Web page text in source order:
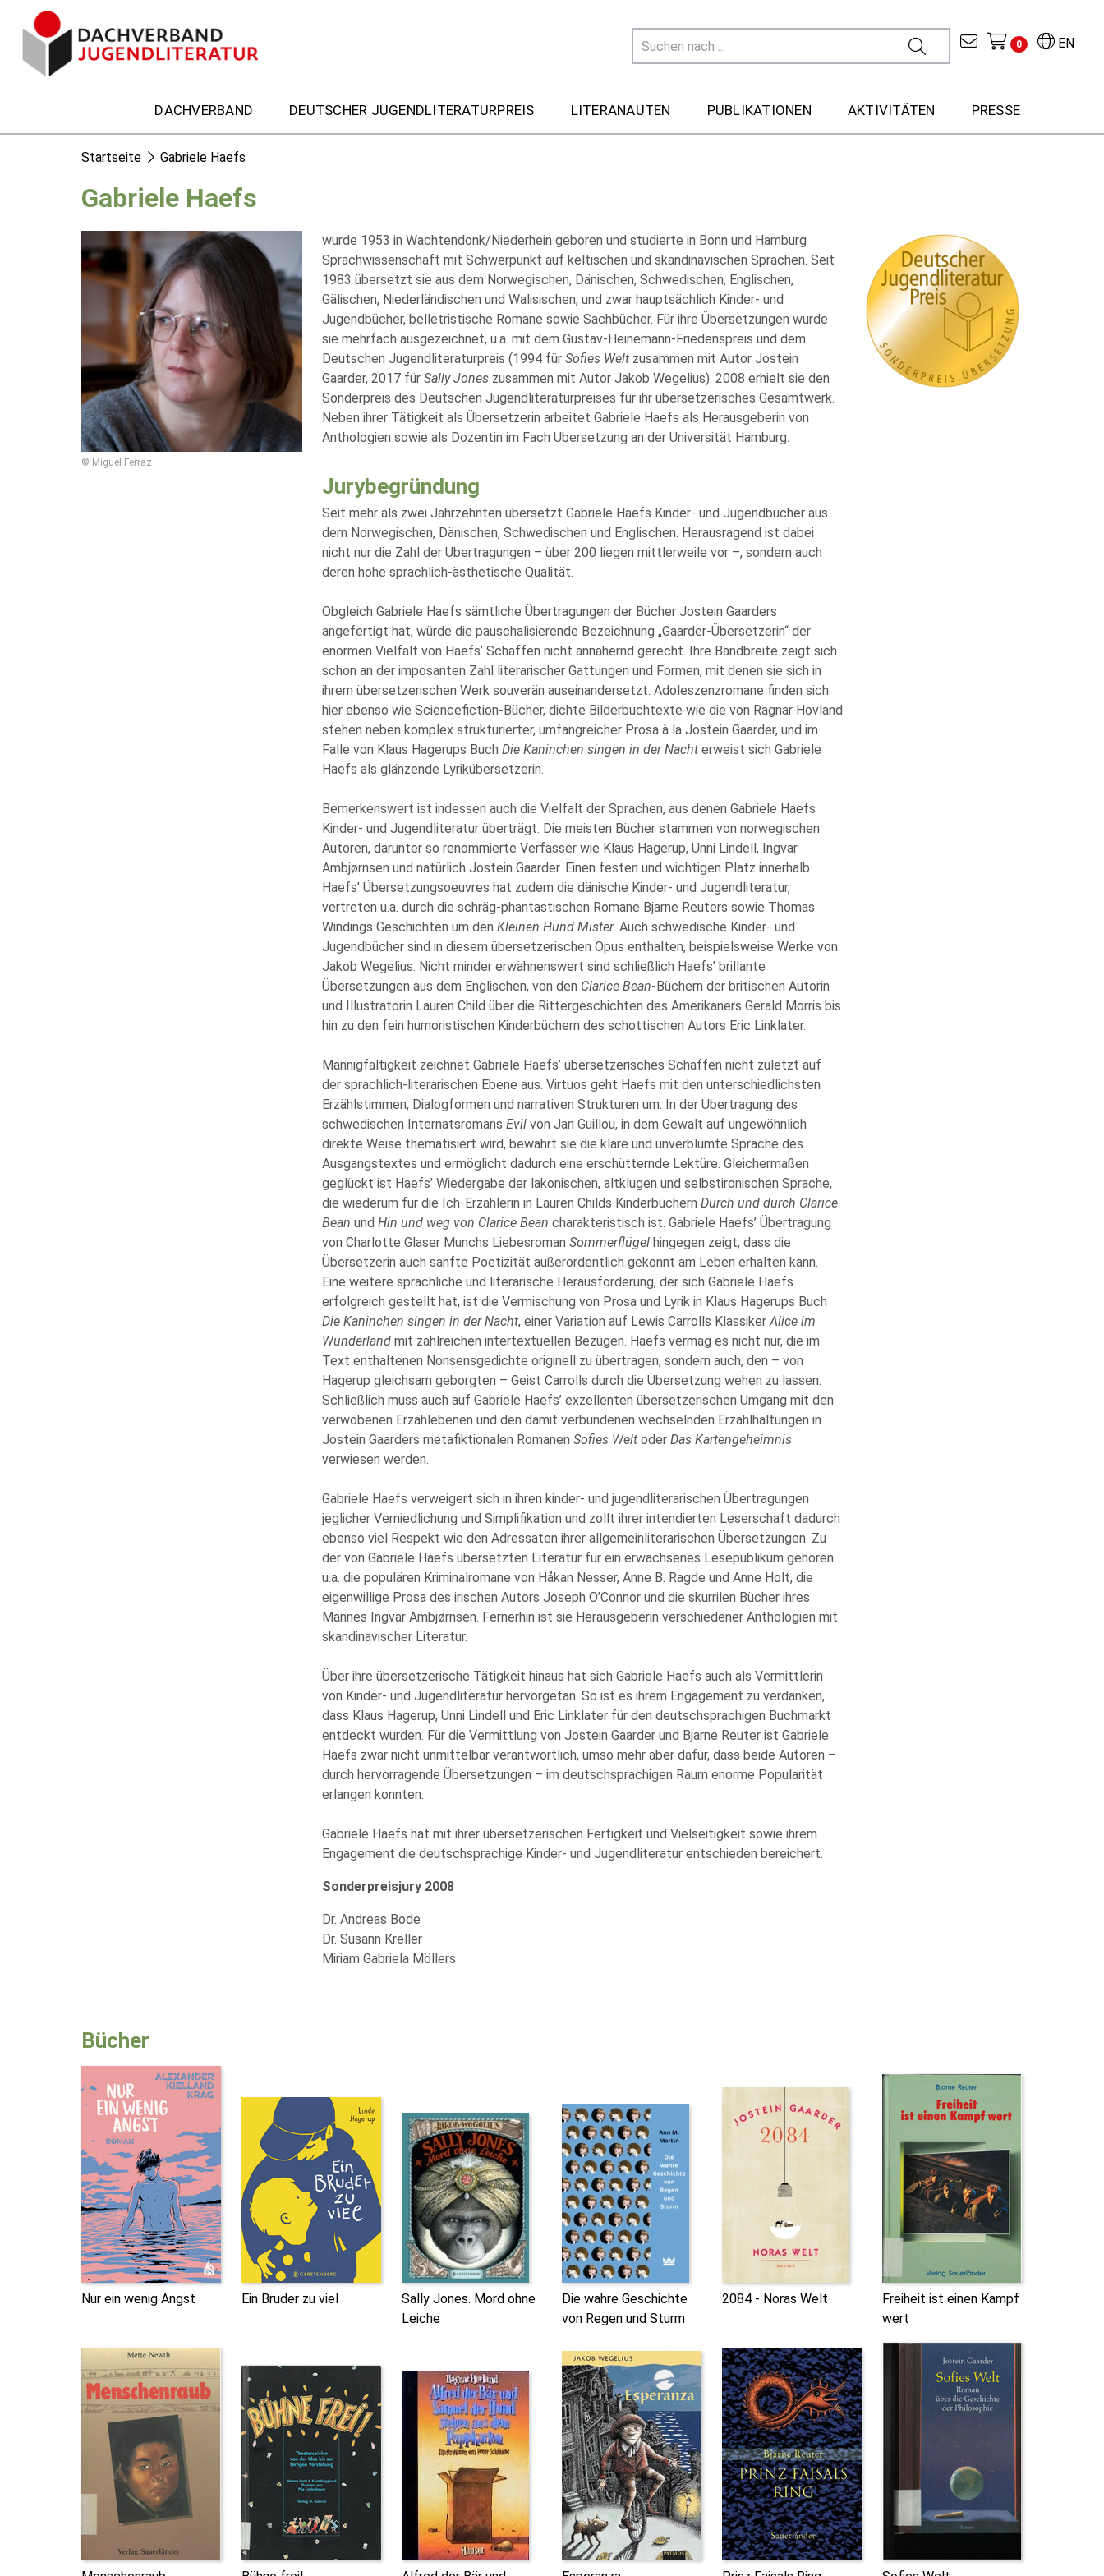
EN
0
DACHVERBAND DEUTSCHER JUGENDLITERATURPREIS LITERANAUTEN PUBLIKATIONEN AKTIVITÄTEN PRESSE
Startseite Gabriele Haefs
Gabriele Haefs
© Miguel Ferraz
wurde 1953 in Wachtendonk/Niederhein geboren und studierte in Bonn und Hamburg
Sprachwissenschaft mit Schwerpunkt auf keltischen und skandinavischen Sprachen. Seit
1983 übersetzt sie aus dem Norwegischen, Dänischen, Schwedischen, Englischen,
Gälischen, Niederländischen und Walisischen, und zwar hauptsächlich Kinder- und
Jugendbücher, belletristische Romane sowie Sachbücher. Für ihre Übersetzungen wurde
sie mehrfach ausgezeichnet, u.a. mit dem Gustav-Heinemann-Friedenspreis und dem
Deutschen Jugendliteraturpreis (1994 für Sofies Weltzusammen mit Autor Jostein
Gaarder, 2017 für Sally Joneszusammen mit Autor Jakob Wegelius). 2008 erhielt sie den
Sonderpreis des Deutschen Jugendliteraturpreises für ihr übersetzerisches Gesamtwerk.
Neben ihrer Tätigkeit als Übersetzerin arbeitet Gabriele Haefs als Herausgeberin von
Anthologien sowie als Dozentin im Fach Übersetzung an der Universität Hamburg.
Jurybegründung
Seit mehr als zwei Jahrzehnten übersetzt Gabriele Haefs Kinder- und Jugendbücher aus
dem Norwegischen, Dänischen, Schwedischen und Englischen. Herausragend ist dabei
nicht nur die Zahl der Übertragungen – über 200 liegen mittlerweile vor –, sondern auch
deren hohe sprachlich-ästhetische Qualität.
Obgleich Gabriele Haefs sämtliche Übertragungen der Bücher Jostein Gaarders
angefertigt hat, würde die pauschalisierende Bezeichnung „Gaarder-Übersetzerin“ der
enormen Vielfalt von Haefs’ Schaffen nicht annähernd gerecht. Ihre Bandbreite zeigt sich
schon an der imposanten Zahl literarischer Gattungen und Formen, mit denen sie sich in
ihrem übersetzerischen Werk souverän auseinandersetzt. Adoleszenzromane finden sich
hier ebenso wie Sciencefiction-Bücher, dichte Bilderbuchtexte wie die von Ragnar Hovland
stehen neben komplex strukturierter, umfangreicher Prosa à la Jostein Gaarder, und im
Falle von Klaus Hagerups Buch Die Kaninchen singen in der Nachterweist sich Gabriele
Haefs als glänzende Lyrikübersetzerin.
Bemerkenswert ist indessen auch die Vielfalt der Sprachen, aus denen Gabriele Haefs
Kinder- und Jugendliteratur überträgt. Die meisten Bücher stammen von norwegischen
Autoren, darunter so renommierte Verfasser wie Klaus Hagerup, Unni Lindell, Ingvar
Ambjørnsen und natürlich Jostein Gaarder. Einen festen und wichtigen Platz innerhalb
Haefs’ Übersetzungsoeuvres hat zudem die dänische Kinder- und Jugendliteratur,
vertreten u.a. durch die schräg-phantastischen Romane Bjarne Reuters sowie Thomas
Windings Geschichten um den Kleinen Hund Mister. Auch schwedische Kinder- und
Jugendbücher sind in diesem übersetzerischen Opus enthalten, beispielsweise Werke von
Jakob Wegelius. Nicht minder erwähnenswert sind schließlich Haefs’ brillante
Übersetzungen aus dem Englischen, von den Clarice Bean-Büchern der britischen Autorin
und Illustratorin Lauren Child über die Rittergeschichten des Amerikaners Gerald Morris bis
hin zu den fein humoristischen Kinderbüchern des schottischen Autors Eric Linklater.
Mannigfaltigkeit zeichnet Gabriele Haefs’ übersetzerisches Schaffen nicht zuletzt auf
der sprachlich-literarischen Ebene aus. Virtuos geht Haefs mit den unterschiedlichsten
Erzählstimmen, Dialogformen und narrativen Strukturen um. In der Übertragung des
schwedischen Internatsromans Evilvon Jan Guillou, in dem Gewalt auf ungewöhnlich
direkte Weise thematisiert wird, bewahrt sie die klare und unverblümte Sprache des
Ausgangstextes und ermöglicht dadurch eine erschütternde Lektüre. Gleichermaßen
geglückt ist Haefs’ Wiedergabe der lakonischen, altklugen und selbstironischen Sprache,
die wiederum für die Ich-Erzählerin in Lauren Childs Kinderbüchern Durch und durch Clarice
Bean und Hin und weg von Clarice Bean charakteristisch ist. Gabriele Haefs’ Übertragung
von Charlotte Glaser Munchs Liebesroman Sommerflügelhingegen zeigt, dass die
Übersetzerin auch sanfte Poetizität außerordentlich gekonnt am Leben erhalten kann.
Eine weitere sprachliche und literarische Herausforderung, der sich Gabriele Haefs
erfolgreich gestellt hat, ist die Vermischung von Prosa und Lyrik in Klaus Hagerups Buch
Die Kaninchen singen in der Nacht, einer Variation auf Lewis Carrolls KlassikerAlice im
Wunderlandmit zahlreichen intertextuellen Bezügen. Haefs vermag es nicht nur, die im
Text enthaltenen Nonsensgedichte originell zu übertragen, sondern auch, den – von
Hagerup gleichsam geborgten – Geist Carrolls durch die Übersetzung wehen zu lassen.
Schließlich muss auch auf Gabriele Haefs’ exzellenten übersetzerischen Umgang mit den
verwobenen Erzählebenen und den damit verbundenen wechselnden Erzählhaltungen in
Jostein Gaarders metafiktionalen Romanen Sofies Welt oder Das Kartengeheimnis
verwiesen werden.
Gabriele Haefs verweigert sich in ihren kinder- und jugendliterarischen Übertragungen
jeglicher Verniedlichung und Simplifikation und zollt ihrer intendierten Leserschaft dadurch
ebenso viel Respekt wie den Adressaten ihrer allgemeinliterarischen Übersetzungen. Zu
der von Gabriele Haefs übersetzten Literatur für ein erwachsenes Lesepublikum gehören
u.a. die populären Kriminalromane von Håkan Nesser, Anne B. Ragde und Anne Holt, die
eigenwillige Prosa des irischen Autors Joseph O’Connor und die skurrilen Bücher ihres
Mannes Ingvar Ambjørnsen. Fernerhin ist sie Herausgeberin verschiedener Anthologien mit
skandinavischer Literatur.
Über ihre übersetzerische Tätigkeit hinaus hat sich Gabriele Haefs auch als Vermittlerin
von Kinder- und Jugendliteratur hervorgetan. So ist es ihrem Engagement zu verdanken,
dass Klaus Hagerup, Unni Lindell und Eric Linklater für den deutschsprachigen Buchmarkt
entdeckt wurden. Für die Vermittlung von Jostein Gaarder und Bjarne Reuter ist Gabriele
Haefs zwar nicht unmittelbar verantwortlich, umso mehr aber dafür, dass beide Autoren –
durch hervorragende Übersetzungen – im deutschsprachigen Raum enorme Popularität
erlangen konnten.
Gabriele Haefs hat mit ihrer übersetzerischen Fertigkeit und Vielseitigkeit sowie ihrem
Engagement die deutschsprachige Kinder- und Jugendliteratur entschieden bereichert.
Sonderpreisjury 2008
Dr. Andreas Bode
Dr. Susann Kreller
Miriam Gabriela Möllers
Bücher
Nur ein wenig Angst Ein Bruder zu viel
Sally Jones. Mord ohne
Leiche
Die wahre Geschichte
von Regen und Sturm
2084 - Noras Welt
Freiheit ist einen Kampf
wert